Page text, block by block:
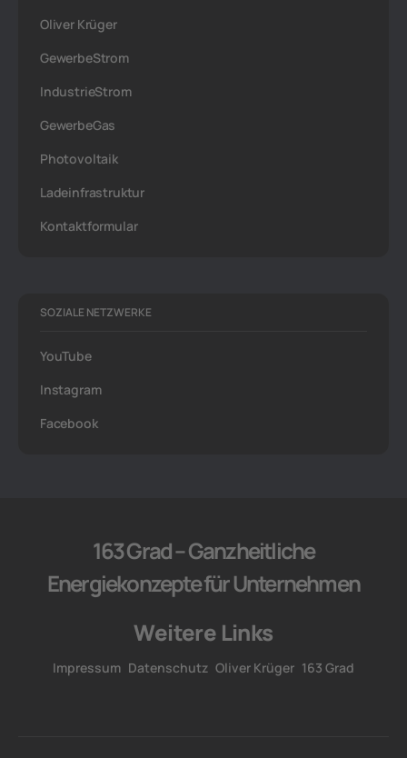
Oliver Krüger
GewerbeStrom
IndustrieStrom
GewerbeGas
Photovoltaik
Ladeinfrastruktur
Kontaktformular
SOZIALE NETZWERKE
YouTube
Instagram
Facebook
163 Grad – Ganzheitliche
Energiekonzepte für Unternehmen
Weitere Links
Impressum Datenschutz Oliver Krüger 163 Grad